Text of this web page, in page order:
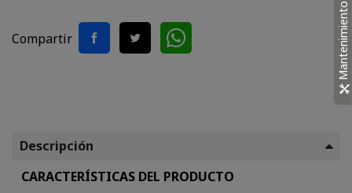
Compartir
Descripción
CARACTERÍSTICAS DEL PRODUCTO
Mantenimiento